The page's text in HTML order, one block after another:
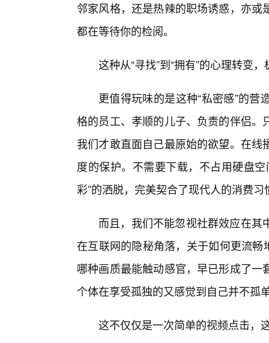
邻家风格，还是热辣的职场诱惑，亦
都在等待你的检阅。
这种从“寻找”到“拥有”的心理转变
更值得玩味的是这种“私密感”的
格的员工、孝顺的儿子、负责的伴侣
我们才敢直面自己最原始的欲望。在
度的保护。不需要下载，不占用硬盘
彩”的洒脱，完美契合了现代人的消费习
而且，我们不能忽视社群效应在
在互联网的隐秘角落，关于如何更流畅
哪种画质最能触动感官，早已形成了
个体在享受孤独的又感觉到自己并不孤
这不仅仅是一次简单的视频点击，